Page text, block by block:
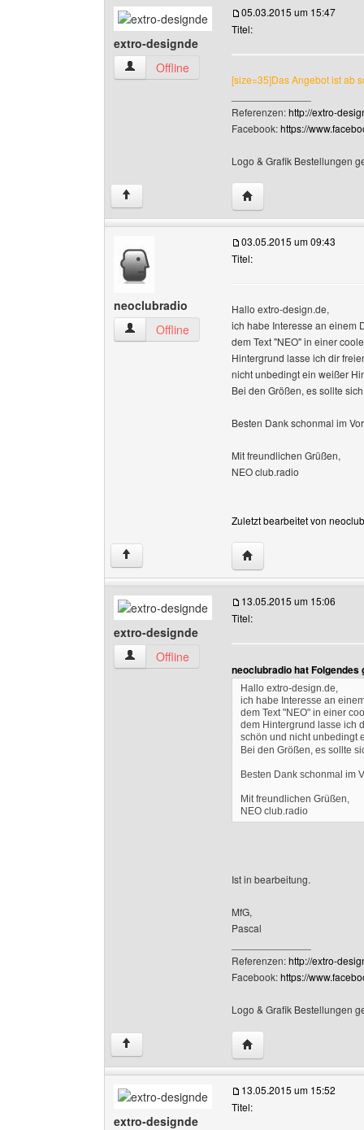
extro-designde
extro-designde Benutzer-Profile anzeigen
Offline
05.03.2015 um 15:47
Titel:
[size=35]Das Angebot ist ab
Referenzen:http://extro-
Facebook:https://
Logo & Grafik Bestellungen
↑ Website dieses
neoclubradio
neoclubradio Benutzer-Profile anzeigen
Offline
03.05.2015 um 09:43
Titel:
Hallo extro-design.de,
ich habe Interesse an einem
dem Text "NEO" in einer
Hintergrund lasse ich dir
nicht unbedingt ein weißer
Bei den Größen, es sollte
Besten Dank schonmal im
Mit freundlichen Grüßen,
NEO club.radio
Zuletzt bearbeitet von
↑ Website dieses
extro-designde
extro-designde Benutzer-Profile anzeigen
Offline
13.05.2015 um 15:06
Titel:
neoclubradio hat Folgendes
Hallo extro-design.de,
ich habe Interesse an
dem Text "NEO" in einer
dem Hintergrund lasse ich
schön und nicht unbedingt
Bei den Größen, es sollte
Besten Dank schonmal im
Mit freundlichen Grüßen,
NEO club.radio
Ist in bearbeitung.
MfG,
Pascal
Referenzen:http://extro-
Facebook:https://
Logo & Grafik Bestellungen
↑ Website dieses
extro-designde
13.05.2015 um 15:52
Titel: